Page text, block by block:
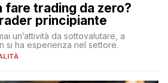
fare trading da zero?
principiante
un’attività da sottovalutare, a
si ha esperienza nel settore.